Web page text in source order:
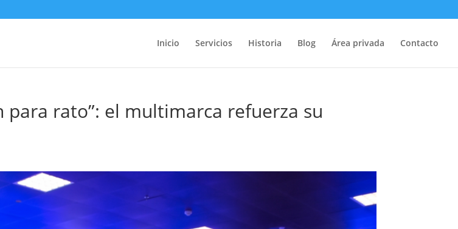
Inicio Servicios Historia Blog Área privada Contacto
rato”: el multimarca refuerza su